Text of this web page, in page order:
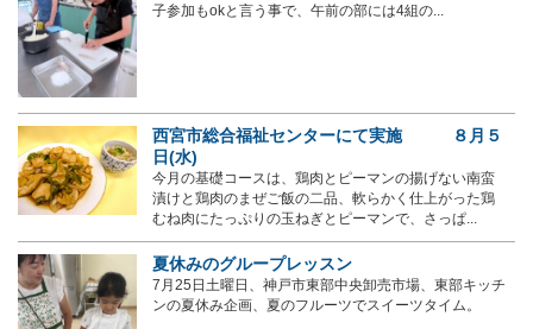
子参加もokと言う事で、午前の部には4組の...
西宮市総合福祉センターにて実施 ８月５
日(水)
今月の基礎コースは、鶏肉とピーマンの揚げない南蛮
漬けと鶏肉のまぜご飯の二品、軟らかく仕上がった鶏
むね肉にたっぷりの玉ねぎとピーマンで、さっぱ...
夏休みのグループレッスン
7月25日土曜日、神戸市東部中央卸売市場、東部キッチ
ンの夏休み企画、夏のフルーツでスイーツタイム。